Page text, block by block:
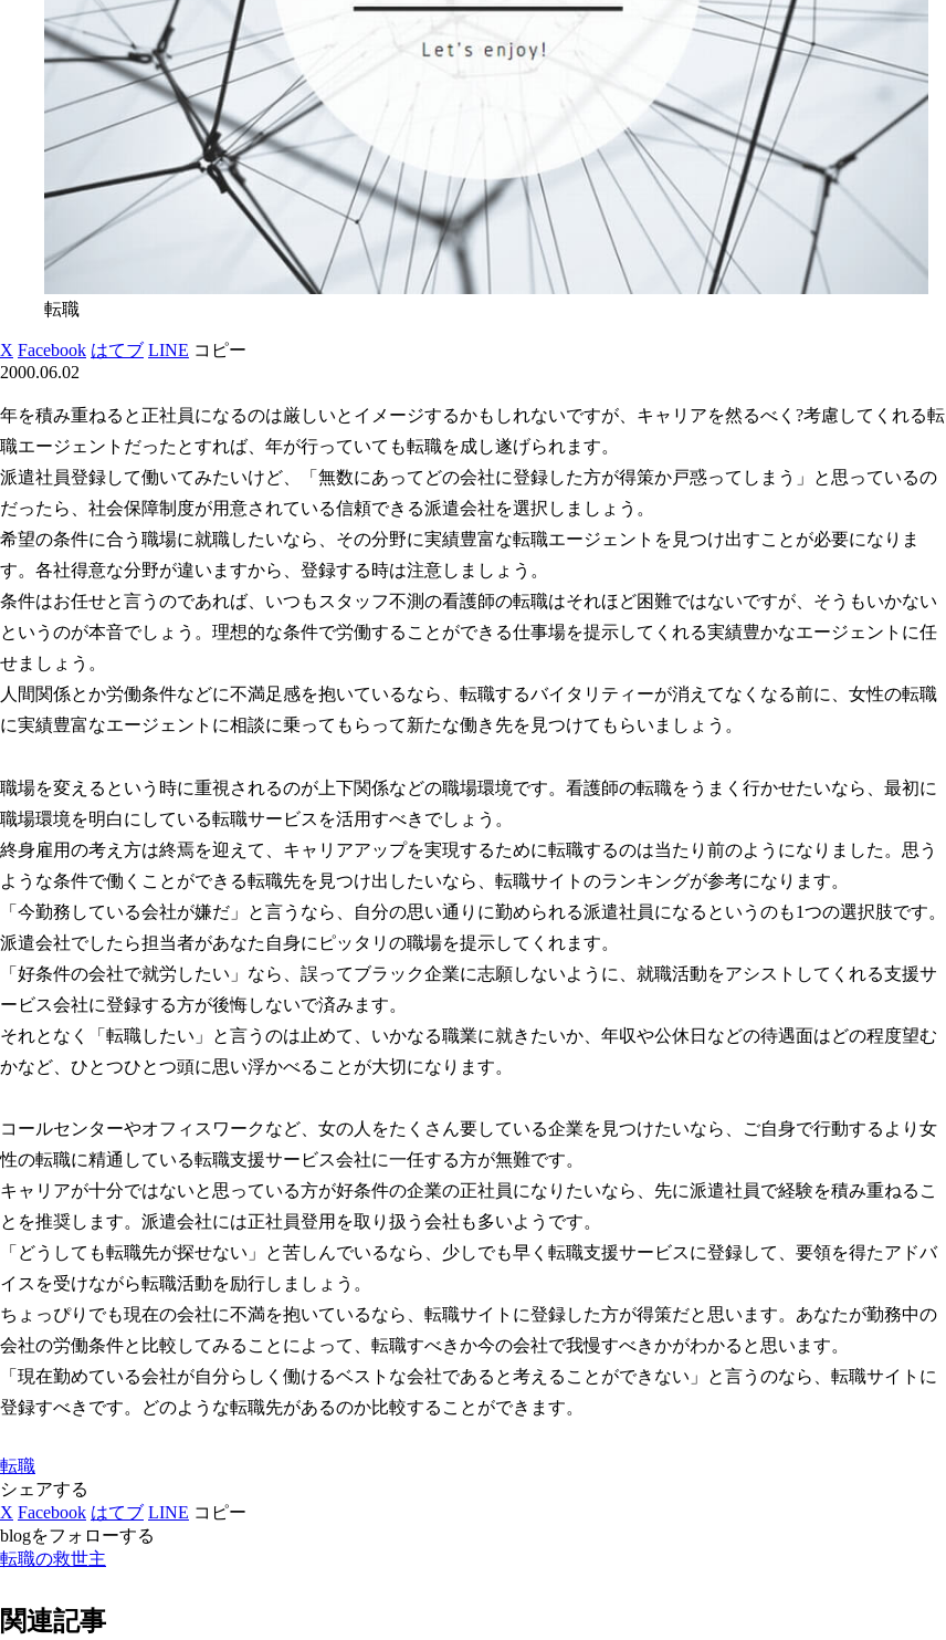
転職
X Facebook はてブ LINE コピー
2000.06.02
年を積み重ねると正社員になるのは厳しいとイメージするかもしれないですが、キャリアを然るべく?考慮してくれる転
職エージェントだったとすれば、年が行っていても転職を成し遂げられます。
派遣社員登録して働いてみたいけど、「無数にあってどの会社に登録した方が得策か戸惑ってしまう」と思っているの
だったら、社会保障制度が用意されている信頼できる派遣会社を選択しましょう。
希望の条件に合う職場に就職したいなら、その分野に実績豊富な転職エージェントを見つけ出すことが必要になりま
す。各社得意な分野が違いますから、登録する時は注意しましょう。
条件はお任せと言うのであれば、いつもスタッフ不測の看護師の転職はそれほど困難ではないですが、そうもいかない
というのが本音でしょう。理想的な条件で労働することができる仕事場を提示してくれる実績豊かなエージェントに任
せましょう。
人間関係とか労働条件などに不満足感を抱いているなら、転職するバイタリティーが消えてなくなる前に、女性の転職
に実績豊富なエージェントに相談に乗ってもらって新たな働き先を見つけてもらいましょう。
職場を変えるという時に重視されるのが上下関係などの職場環境です。看護師の転職をうまく行かせたいなら、最初に
職場環境を明白にしている転職サービスを活用すべきでしょう。
終身雇用の考え方は終焉を迎えて、キャリアアップを実現するために転職するのは当たり前のようになりました。思う
ような条件で働くことができる転職先を見つけ出したいなら、転職サイトのランキングが参考になります。
「今勤務している会社が嫌だ」と言うなら、自分の思い通りに勤められる派遣社員になるというのも1つの選択肢です。
派遣会社でしたら担当者があなた自身にピッタリの職場を提示してくれます。
「好条件の会社で就労したい」なら、誤ってブラック企業に志願しないように、就職活動をアシストしてくれる支援サ
ービス会社に登録する方が後悔しないで済みます。
それとなく「転職したい」と言うのは止めて、いかなる職業に就きたいか、年収や公休日などの待遇面はどの程度望む
かなど、ひとつひとつ頭に思い浮かべることが大切になります。
コールセンターやオフィスワークなど、女の人をたくさん要している企業を見つけたいなら、ご自身で行動するより女
性の転職に精通している転職支援サービス会社に一任する方が無難です。
キャリアが十分ではないと思っている方が好条件の企業の正社員になりたいなら、先に派遣社員で経験を積み重ねるこ
とを推奨します。派遣会社には正社員登用を取り扱う会社も多いようです。
「どうしても転職先が探せない」と苦しんでいるなら、少しでも早く転職支援サービスに登録して、要領を得たアドバ
イスを受けながら転職活動を励行しましょう。
ちょっぴりでも現在の会社に不満を抱いているなら、転職サイトに登録した方が得策だと思います。あなたが勤務中の
会社の労働条件と比較してみることによって、転職すべきか今の会社で我慢すべきかがわかると思います。
「現在勤めている会社が自分らしく働けるベストな会社であると考えることができない」と言うのなら、転職サイトに
登録すべきです。どのような転職先があるのか比較することができます。
転職
シェアする
X Facebook はてブ LINE コピー
blogをフォローする
転職の救世主
関連記事